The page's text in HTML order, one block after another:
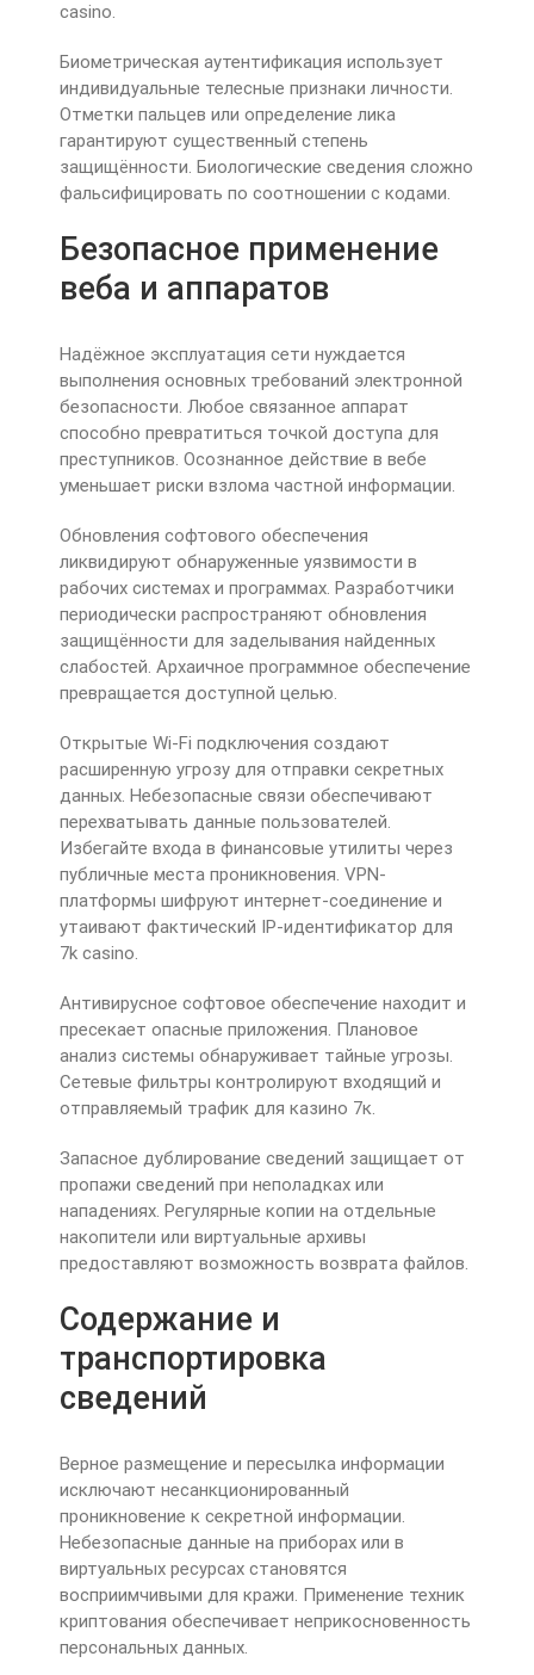
casino.
Биометрическая аутентификация использует
индивидуальные телесные признаки личности.
Отметки пальцев или определение лика
гарантируют существенный степень
защищённости. Биологические сведения сложно
фальсифицировать по соотношении с кодами.
Безопасное применение
веба и аппаратов
Надёжное эксплуатация сети нуждается
выполнения основных требований электронной
безопасности. Любое связанное аппарат
способно превратиться точкой доступа для
преступников. Осознанное действие в вебе
уменьшает риски взлома частной информации.
Обновления софтового обеспечения
ликвидируют обнаруженные уязвимости в
рабочих системах и программах. Разработчики
периодически распространяют обновления
защищённости для заделывания найденных
слабостей. Архаичное программное обеспечение
превращается доступной целью.
Открытые Wi-Fi подключения создают
расширенную угрозу для отправки секретных
данных. Небезопасные связи обеспечивают
перехватывать данные пользователей.
Избегайте входа в финансовые утилиты через
публичные места проникновения. VPN-
платформы шифруют интернет-соединение и
утаивают фактический IP-идентификатор для
7k casino.
Антивирусное софтовое обеспечение находит и
пресекает опасные приложения. Плановое
анализ системы обнаруживает тайные угрозы.
Сетевые фильтры контролируют входящий и
отправляемый трафик для казино 7к.
Запасное дублирование сведений защищает от
пропажи сведений при неполадках или
нападениях. Регулярные копии на отдельные
накопители или виртуальные архивы
предоставляют возможность возврата файлов.
Содержание и
транспортировка
сведений
Верное размещение и пересылка информации
исключают несанкционированный
проникновение к секретной информации.
Небезопасные данные на приборах или в
виртуальных ресурсах становятся
восприимчивыми для кражи. Применение техник
криптования обеспечивает неприкосновенность
персональных данных.